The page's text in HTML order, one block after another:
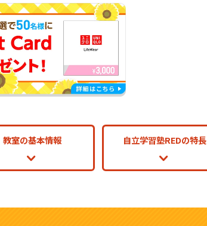
教室の基本情報 自立学習塾REDの特長